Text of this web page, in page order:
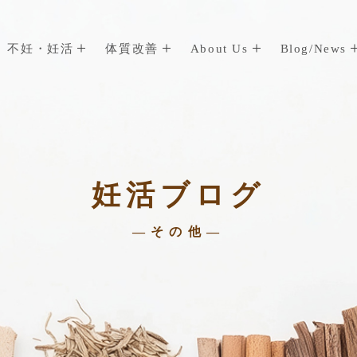
不妊・妊活 体質改善 About Us Blog/News
妊活ブログ
—その他—